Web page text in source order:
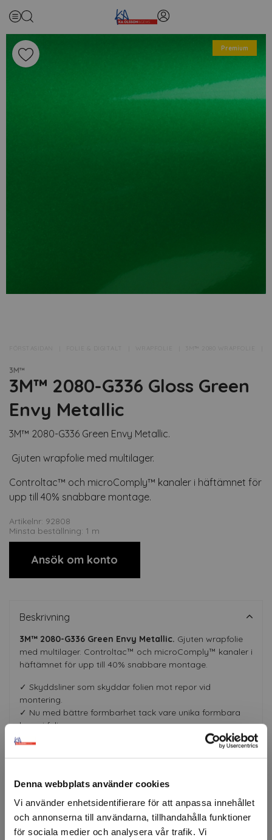
Denna webbplats använder cookies
Vi använder enhetsidentifierare för att anpassa innehållet
och annonserna till användarna, tillhandahålla funktioner
för sociala medier och analysera vår trafik. Vi
Premium
FÖRSTASIDAN FOLIE & DIGITALT 3M™ 2080 WRAPFOLIE
3M™
3M™ 2080-G336 Gloss Green
Envy Metallic
3M™ 2080-G336 Green Envy Metallic.
Gjuten wrapfolie med multilager.
Controltac™ och microComply™ kanaler i häftämnet för
upp till 40% snabbare montage.
Artikelnr: 92808
Minsta beställning: 1 m
Ansök om konto
Beskrivning
3M™ 2080-G336 Green Envy Metallic. Gjuten wrapfolie
med multilager. Controltac™ och microComply™ kanaler i
häftämnet för upp till 40% snabbare montage.
✓ Skyddsliner som skyddar folien mot repor vid
montering.
✓ Nu med bättre formbarhet tack vare unika formbara
lager i folien.
✓ Upp till 8 års MCS-garanti.
Färgerna är ungefärliga.